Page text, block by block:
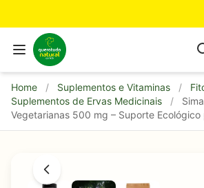
Home / Suplementos e Vitaminas /
Suplementos de Ervas Medicinais
/
Vegetarianas 500 mg – Suporte Ecológico